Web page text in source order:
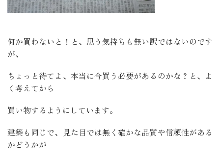
何か買わないと！と、思う気持ちも無い訳ではないのです
が、
ちょっと待てよ、本当に今買う必要があるのかな？と、よ
く考えてから
買い物するようにしています。
建築も同じで、見た目では無く確かな品質や信頼性がある
かどうかが